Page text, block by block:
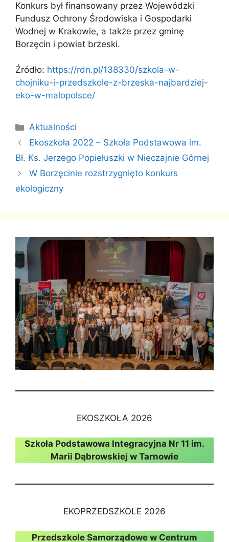
Konkurs był finansowany przez Wojewódzki
Fundusz Ochrony Środowiska i Gospodarki
Wodnej w Krakowie, a także przez gminę
Borzęcin i powiat brzeski.
Źródło: https://rdn.pl/138330/szkola-w-
chojniku-i-przedszkole-z-brzeska-najbardziej-
eko-w-malopolsce/
Kategorie
Aktualności
Ekoszkoła 2022 – Szkoła Podstawowa im.
Bł. Ks. Jerzego Popiełuszki w Nieczajnie Górnej
W Borzęcinie rozstrzygnięto konkurs
ekologiczny
EKOSZKOŁA 2026
Szkoła Podstawowa Integracyjna Nr 11 im.
Marii Dąbrowskiej w Tarnowie
EKOPRZEDSZKOLE 2026
Przedszkole Samorządowe w Centrum